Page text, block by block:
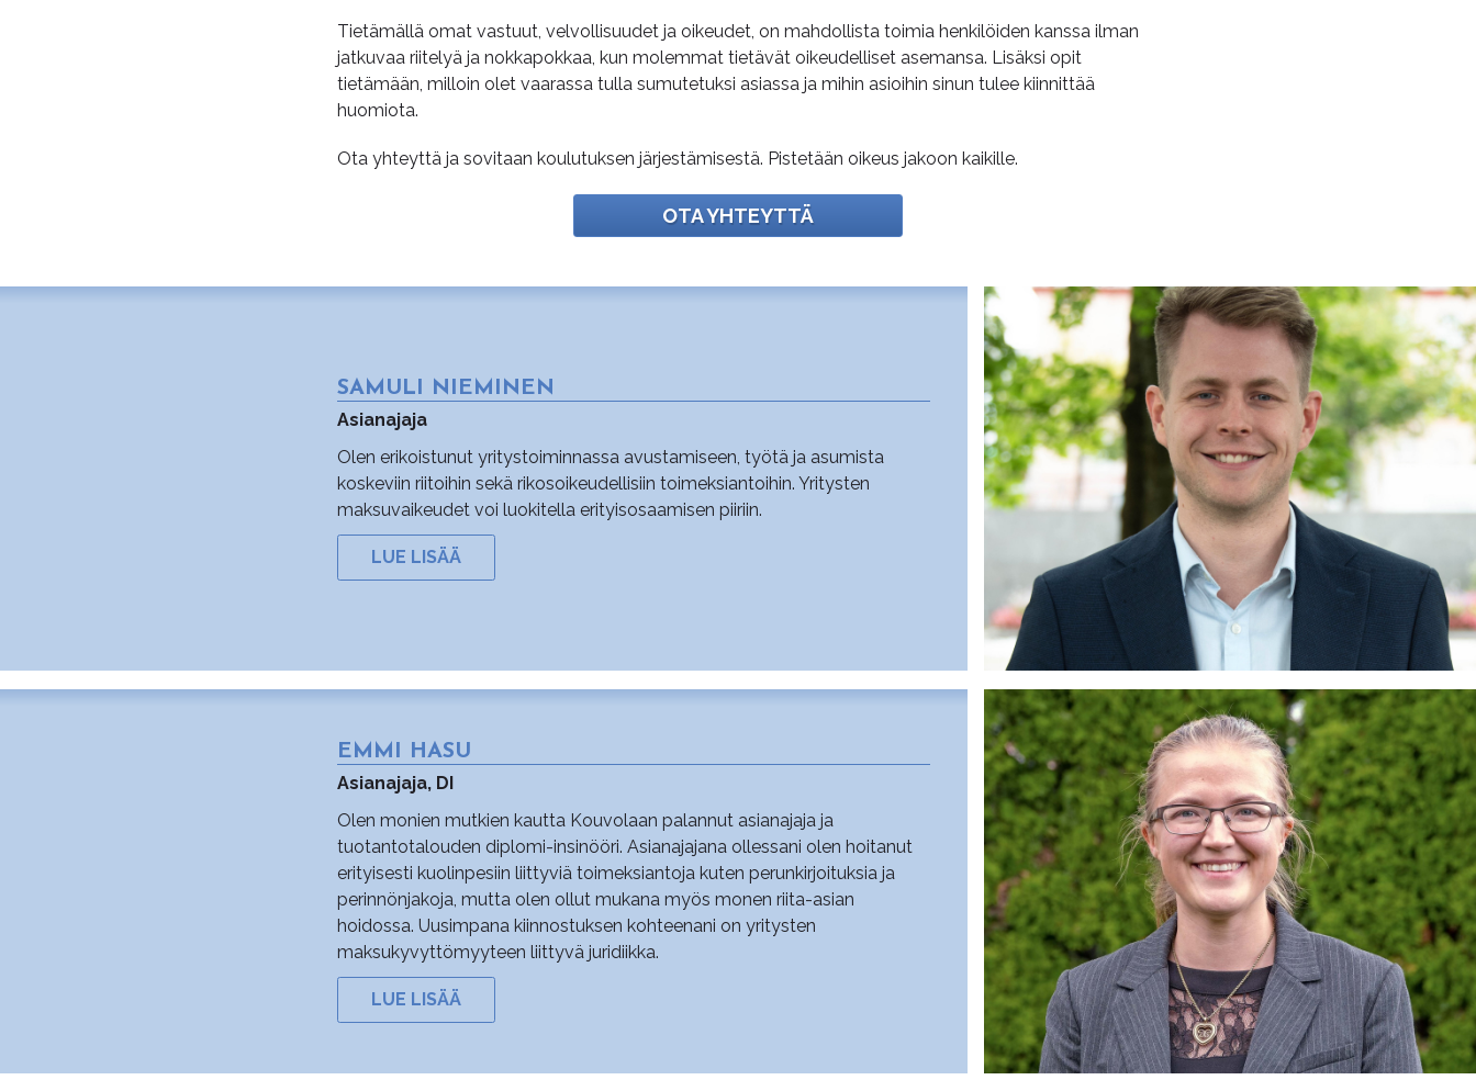
Tietämällä omat vastuut, velvollisuudet ja oikeudet, on mahdollista toimia henkilöiden kanssa ilman
jatkuvaa riitelyä ja nokkapokkaa, kun molemmat tietävät oikeudelliset asemansa. Lisäksi opit
tietämään, milloin olet vaarassa tulla sumutetuksi asiassa ja mihin asioihin sinun tulee kiinnittää
huomiota.
Ota yhteyttä ja sovitaan koulutuksen järjestämisestä. Pistetään oikeus jakoon kaikille.
OTA YHTEYTTÄ
SAMULI NIEMINEN
Asianajaja
Olen erikoistunut yritystoiminnassa avustamiseen, työtä ja asumista
koskeviin riitoihin sekä rikosoikeudellisiin toimeksiantoihin. Yritysten
maksuvaikeudet voi luokitella erityisosaamisen piiriin.
LUE LISÄÄ
EMMI HASU
Asianajaja, DI
Olen monien mutkien kautta Kouvolaan palannut asianajaja ja
tuotantotalouden diplomi-insinööri. Asianajajana ollessani olen hoitanut
erityisesti kuolinpesiin liittyviä toimeksiantoja kuten perunkirjoituksia ja
perinnönjakoja, mutta olen ollut mukana myös monen riita-asian
hoidossa. Uusimpana kiinnostuksen kohteenani on yritysten
maksukyvyttömyyteen liittyvä juridiikka.
LUE LISÄÄ